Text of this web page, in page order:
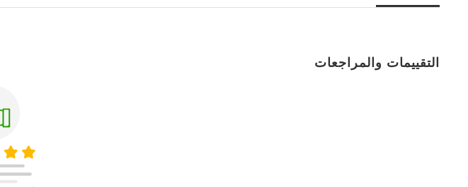
التقييمات والمراجعات